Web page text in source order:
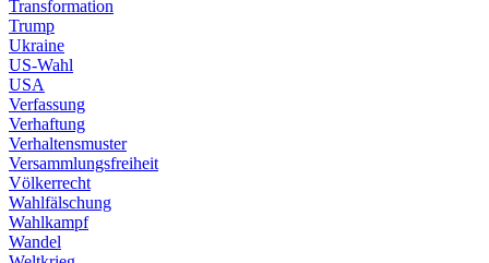
Transformation
Trump
Ukraine
US-Wahl
USA
Verfassung
Verhaftung
Verhaltensmuster
Versammlungsfreiheit
Völkerrecht
Wahlfälschung
Wahlkampf
Wandel